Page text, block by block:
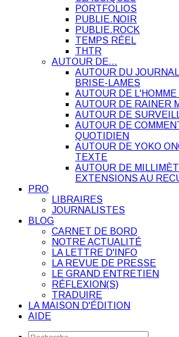
PORTFOLIOS
PUBLIE.NOIR
PUBLIE.ROCK
TEMPS RÉEL
THTR
AUTOUR DE…
AUTOUR DU
BRISE-LAMES
AUTOUR DE
AUTOUR DE RAINER
AUTOUR DE
AUTOUR DE
QUOTIDIEN
AUTOUR DE YOKO
TEXTE
AUTOUR DE
EXTENSIONS AU
PRO
LIBRAIRES
JOURNALISTES
BLOG
CARNET DE BORD
NOTRE ACTUALITÉ
LA LETTRE D'INFO
LA REVUE DE PRESSE
LE GRAND ENTRETIEN
RÉFLEXION(S)
TRADUIRE
LA MAISON D'ÉDITION
AIDE